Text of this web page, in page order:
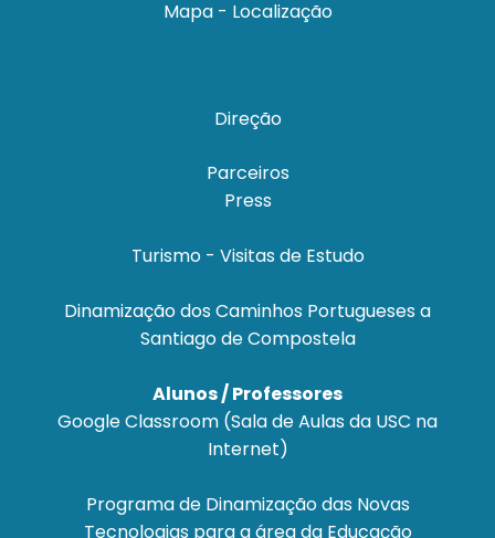
Mapa - Localização
Direção
Parceiros
Press
Turismo - Visitas de Estudo
Dinamização dos Caminhos Portugueses a
Santiago de Compostela
Alunos / Professores
Google Classroom (Sala de Aulas da USC na
Internet)
Programa de Dinamização das Novas
Tecnologias para a área da Educação